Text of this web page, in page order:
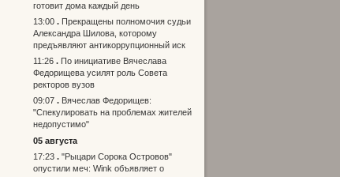
готовит дома каждый день
13:00
Прекращены полномочия судьи
Александра Шилова, которому
предъявляют антикоррупционный иск
11:26
По инициативе Вячеслава
Федорищева усилят роль Совета
ректоров вузов
09:07
Вячеслав Федорищев:
"Спекулировать на проблемах жителей
недопустимо"
05 августа
17:23
"Рыцари Сорока Островов"
опустили меч: Wink объявляет о